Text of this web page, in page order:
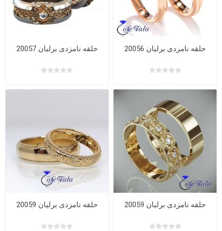
حلقه نامزدی برلیان 20056 حلقه نامزدی برلیان 20057
حلقه نامزدی برلیان 20059 حلقه نامزدی برلیان 20059